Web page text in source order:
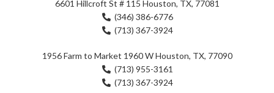
6601 Hillcroft St # 115 Houston, TX, 77081
(346) 386-6776
(713) 367-3924
1956 Farm to Market 1960 W Houston, TX, 77090
(713) 955-3161
(713) 367-3924